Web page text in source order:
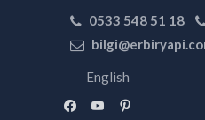
0533 548 51 18
English
facebookyoutubepinterest